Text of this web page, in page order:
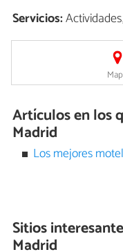
Servicios:
Artículos en los
Madrid
Los mejores
Sitios
Madrid